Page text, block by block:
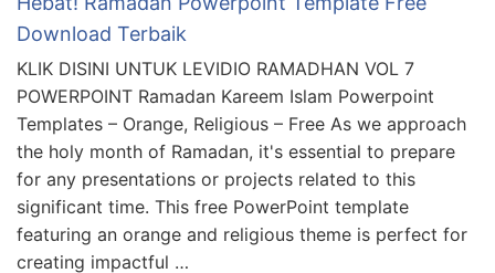
Download Terbaik
KLIK DISINI UNTUK LEVIDIO RAMADHAN VOL 7
POWERPOINT Ramadan Kareem Islam Powerpoint
Templates – Orange, Religious – Free As we approach
the holy month of Ramadan, it's essential to prepare
for any presentations or projects related to this
significant time. This free PowerPoint template
featuring an orange and religious theme is perfect for
creating impactful …